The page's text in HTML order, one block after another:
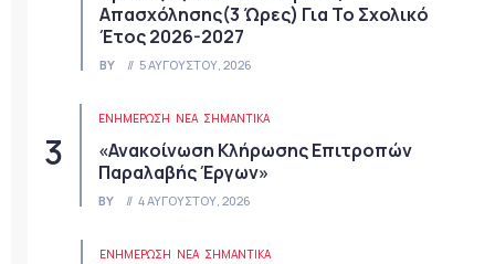
Απασχόλησης(3 Ώρες) Για Το Σχολικό
Έτος 2026-2027
BY 5 ΑΥΓΟΎΣΤΟΥ, 2026
ΕΝΗΜΕΡΩΣΗ ΝΈΑ ΣΗΜΑΝΤΙΚΆ
«Ανακοίνωση Κλήρωσης Επιτροπών
Παραλαβής Έργων»
BY 4 ΑΥΓΟΎΣΤΟΥ, 2026
ΕΝΗΜΕΡΩΣΗ ΝΈΑ ΣΗΜΑΝΤΙΚΆ